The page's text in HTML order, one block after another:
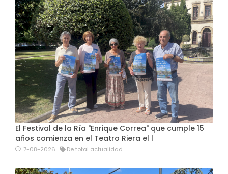
El Festival de la Ría "Enrique Correa" que cumple 15
años comienza en el Teatro Riera el l
7-08-2026 De total actualidad